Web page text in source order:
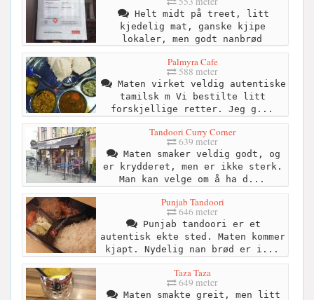
Helt midt på treet, litt
kjedelig mat, ganske kjipe
lokaler, men godt nanbrød
Palmyra Cafe
588 meter
Maten virket veldig autentiske
tamilsk m Vi bestilte litt
forskjellige retter. Jeg g...
Tandoori Curry Corner
639 meter
Maten smaker veldig godt, og
er krydderet, men er ikke sterk.
Man kan velge om å ha d...
Punjab Tandoori
646 meter
Punjab tandoori er et
autentisk ekte sted. Maten kommer
kjapt. Nydelig nan brød er i...
Taza Taza
649 meter
Maten smakte greit, men litt